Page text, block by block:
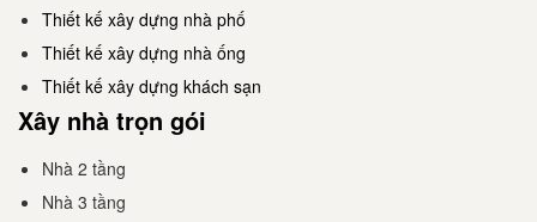
Thiết kế xây dựng nhà phố
Thiết kế xây dựng nhà ống
Thiết kế xây dựng khách sạn
Xây nhà trọn gói
Nhà 2 tầng
Nhà 3 tầng